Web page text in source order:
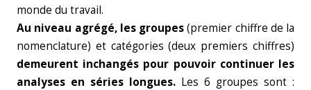
monde du travail.
Au niveau agrégé, les groupes(premier chiffre de la
nomenclature) et catégories (deux premiers chiffres)
demeurent inchangés pour pouvoir continuer les
analyses en séries longues. Les 6 groupes sont :